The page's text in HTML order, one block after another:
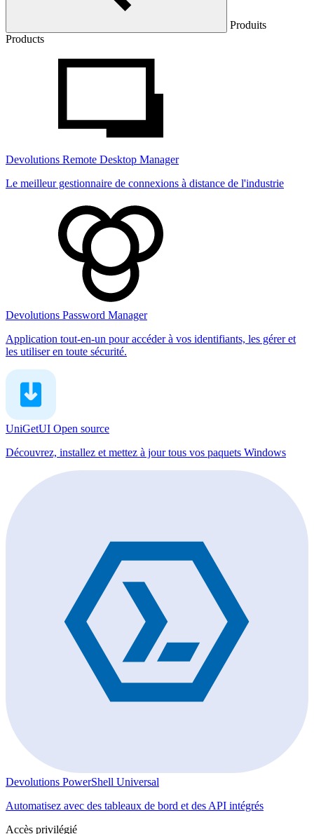
Produits
Products
Devolutions Remote Desktop Manager
Le meilleur gestionnaire de connexions à distance de l'industrie
Devolutions Password Manager
Application tout-en-un pour accéder à vos identifiants, les gérer et
les utiliser en toute sécurité.
UniGetUI Open source
Découvrez, installez et mettez à jour tous vos paquets Windows
Devolutions PowerShell Universal
Automatisez avec des tableaux de bord et des API intégrés
Accès privilégié